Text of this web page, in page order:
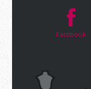
Facebook